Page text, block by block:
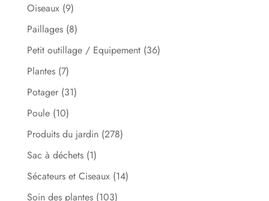
Oiseaux (9)
Paillages (8)
Petit outillage / Equipement (36)
Plantes (7)
Potager (31)
Poule (10)
Produits du jardin (278)
Sac à déchets (1)
Sécateurs et Ciseaux (14)
Soin des plantes (103)